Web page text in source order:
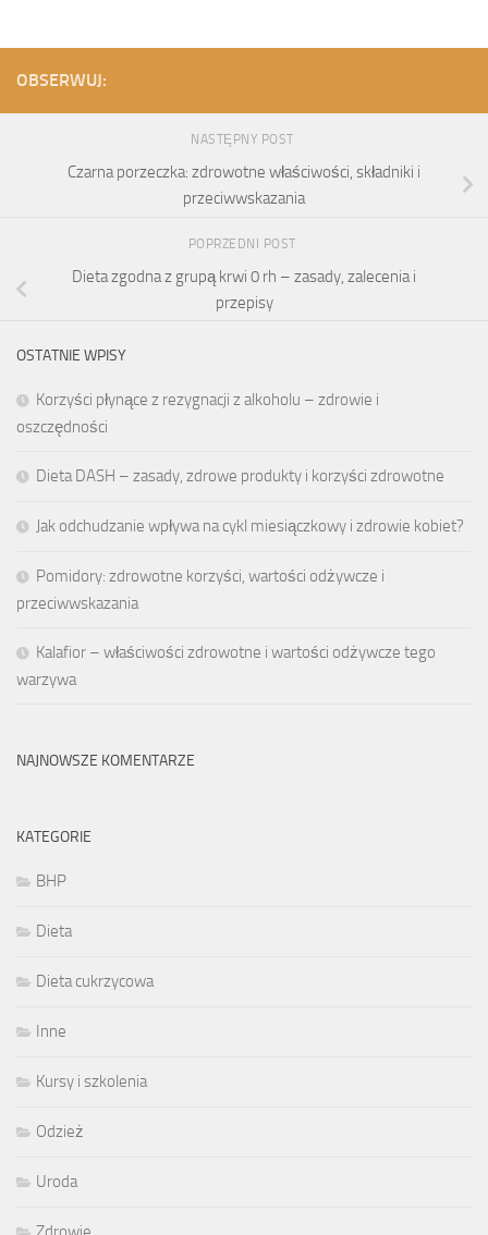
OBSERWUJ:
NASTĘPNY POST
Czarna porzeczka: zdrowotne właściwości, składniki i
przeciwwskazania
POPRZEDNI POST
Dieta zgodna z grupą krwi 0 rh – zasady, zalecenia i
przepisy
OSTATNIE WPISY
Korzyści płynące z rezygnacji z alkoholu – zdrowie i
oszczędności
Dieta DASH – zasady, zdrowe produkty i korzyści zdrowotne
Jak odchudzanie wpływa na cykl miesiączkowy i zdrowie kobiet?
Pomidory: zdrowotne korzyści, wartości odżywcze i
przeciwwskazania
Kalafior – właściwości zdrowotne i wartości odżywcze tego
warzywa
NAJNOWSZE KOMENTARZE
KATEGORIE
BHP
Dieta
Dieta cukrzycowa
Inne
Kursy i szkolenia
Odzież
Uroda